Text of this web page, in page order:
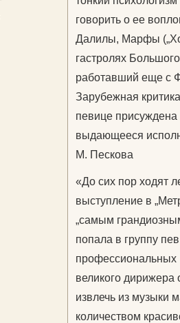
говорить о ее
Далилы, Марфы
гастролях
работавший еще с
Зарубежная
певице присуждена
выдающееся
М. Пескова
«До сих пор ходят
выступление в
„самым
попала в группу
профессиональных
великого
извлечь из музыки
количеством